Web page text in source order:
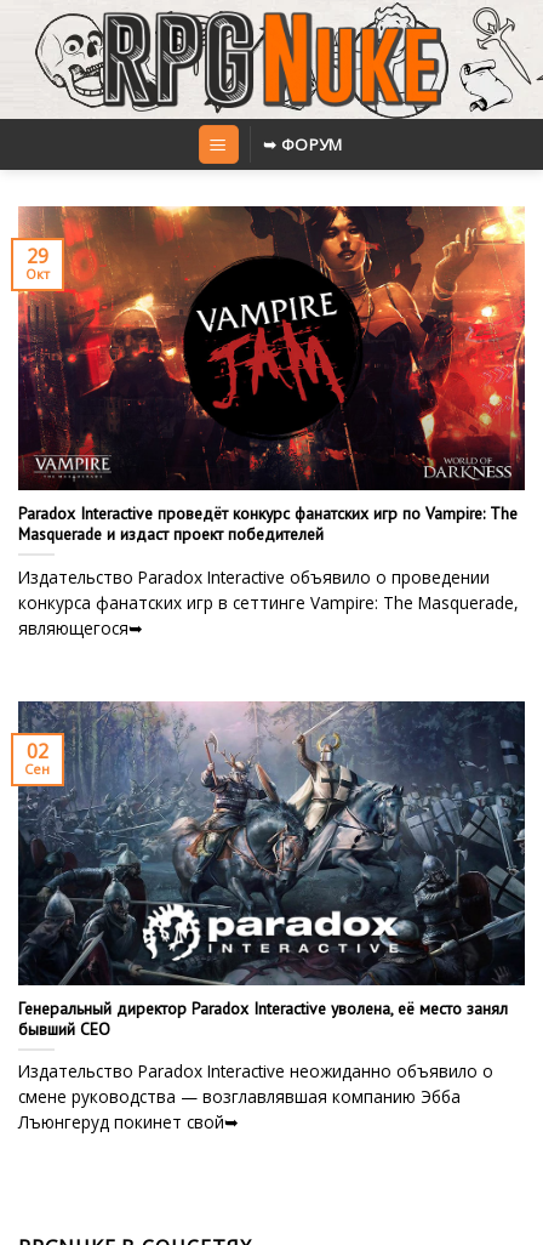
content
➥ ФОРУМ
Paradox Interactive проведёт конкурс фанатских игр по Vampire: The
Masquerade и издаст проект победителей
Издательство Paradox Interactive объявило о проведении
конкурса фанатских игр в сеттинге Vampire: The Masquerade,
являющегося➥
29
Окт
Генеральный директор Paradox Interactive уволена, её место занял
бывший CEO
Издательство Paradox Interactive неожиданно объявило о
смене руководства — возглавлявшая компанию Эбба
Лъюнгеруд покинет свой➥
02
Сен